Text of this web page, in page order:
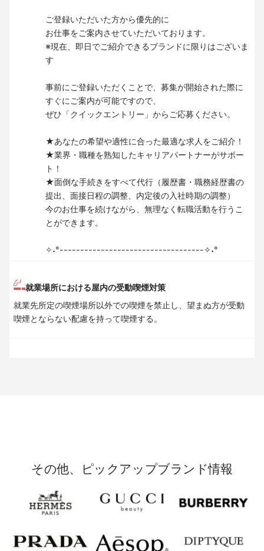
ご登録いただいた方から優先的に
お仕事をご案内させていただいております。
※現在、即日でご紹介できるブランドに限りはございま
す
事前にご登録いただくことで、募集が開始された際に
すぐにご案内が可能ですので、
ぜひ「クイックエントリー」からご応募ください。
★あなたの希望や適性に合った最適な求人をご紹介！
★業界・職種を熟知したキャリアパートナーがサポー
ト！
★面倒な手続きをすべて代行（履歴書・職務経歴書の
提出、面接日程の調整、内定後の入社時期の調整）
今のお仕事を続けながら、無理なく転職活動を行うこ
とができます。
✧˖°-----------------------------------✧˖°
就業場所における屋内の受動喫煙対策
就業先所定の喫煙場所以外での喫煙を禁止し、望まぬ方が受動
喫煙とならない配慮を持って喫煙する。
その他、ピックアップブランド情報